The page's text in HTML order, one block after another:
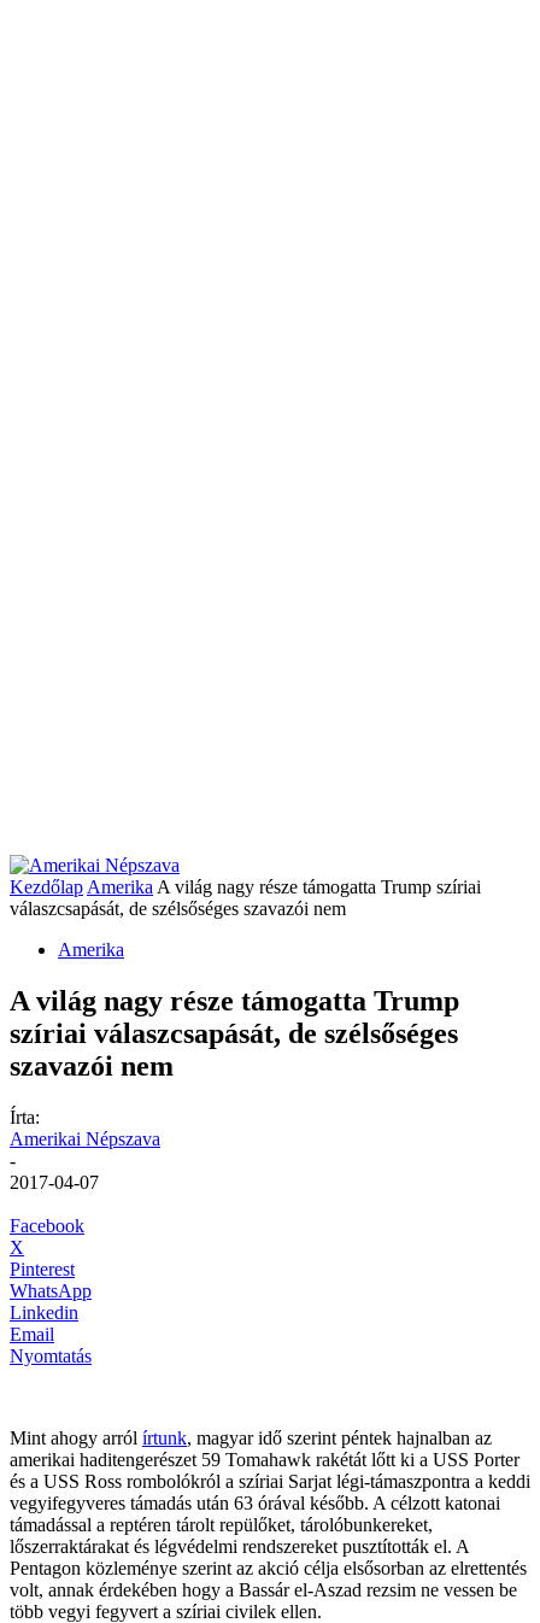
Kezdőlap Amerika A világ nagy része támogatta Trump szíriai
válaszcsapását, de szélsőséges szavazói nem
Amerika
A világ nagy része támogatta Trump
szíriai válaszcsapását, de szélsőséges
szavazói nem
Írta:
Amerikai Népszava
-
2017-04-07
Facebook
X
Pinterest
WhatsApp
Linkedin
Email
Nyomtatás
Mint ahogy arról írtunk, magyar idő szerint péntek hajnalban az
amerikai haditengerészet 59 Tomahawk rakétát lőtt ki a USS Porter
és a USS Ross rombolókról a szíriai Sarjat légi-támaszpontra a keddi
vegyifegyveres támadás után 63 órával később. A célzott katonai
támadással a reptéren tárolt repülőket, tárolóbunkereket,
lőszerraktárakat és légvédelmi rendszereket pusztították el. A
Pentagon közleménye szerint az akció célja elsősorban az elrettentés
volt, annak érdekében hogy a Bassár el-Aszad rezsim ne vessen be
több vegyi fegyvert a szíriai civilek ellen.